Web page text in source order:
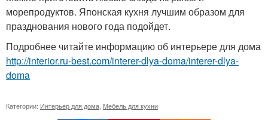
морепродуктов. Японская кухня лучшим образом для
празднования нового года подойдет.
Подробнее читайте информацию об интерьере для дома
http://interior.ru-best.com/interer-dlya-doma/interer-dlya-
doma
Категории: Интерьер для дома Мебель для кухни